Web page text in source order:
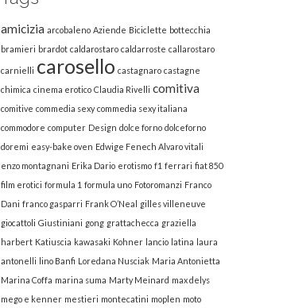
amicizia arcobaleno Aziende Biciclette bottecchia
bramieri brardot caldarostaro caldarroste callarostaro
carnielli carosello castagnaro castagne
chimica cinema erotico Claudia Rivelli comitiva
comitive commedia sexy commedia sexy italiana
commodore computer Design dolce forno dolceforno
doremi easy-bake oven Edwige Fenech Alvaro vitali
enzo montagnani Erika Dario erotismo f1 ferrari fiat 850
film erotici formula 1 formula uno Fotoromanzi Franco
Dani franco gasparri Frank O’Neal gilles villeneuve
giocattoli Giustiniani gong grattachecca graziella
harbert Katiuscia kawasaki Kohner lancio latina laura
antonelli lino Banfi Loredana Nusciak Maria Antonietta
Marina Coffa marina suma Marty Meinard max delys
mego e kenner mestieri montecatini moplen moto